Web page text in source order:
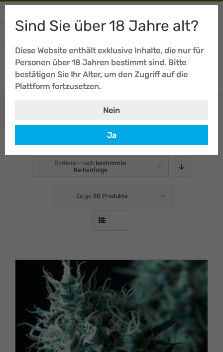
Skip
content
Sortieren nach bestimmte
Reihenfolge
Zeige 50 Produkte
Sind Sie über 18 Jahre alt?
Diese Website enthält exklusive Inhalte, die nur für
Personen über 18 Jahren bestimmt sind. Bitte
bestätigen Sie Ihr Alter, um den Zugriff auf die
Plattform fortzusetzen.
Nein
Ja